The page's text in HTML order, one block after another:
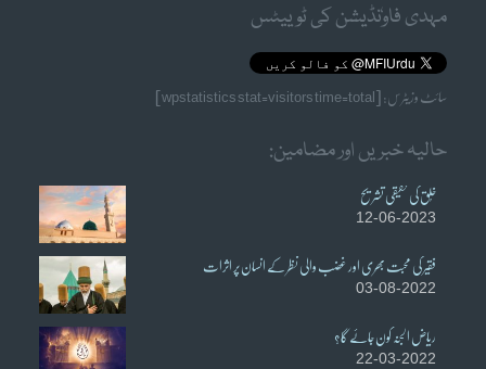
مہدی فاوٗنڈیشن کی ٹوییٹس
سائٹ وزیٹرس: [wpstatistics stat=visitors time=total]
حالیہ خبریں اور مضامین:
خُلق کی حقیقی تشریح
12-06-2023
فقیر کی محبت بھری اور غضب والی نظر کے انسان پر اثرات
03-08-2022
ریاض الجنہ کون جائے گا؟
22-03-2022